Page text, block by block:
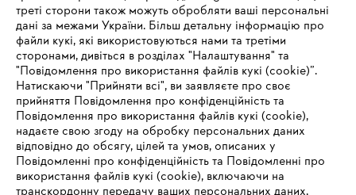
Про компанію STIHL
Запитання та відповіді
треті сторони також можуть обробляти ваші персональні
дані за межами України. Більш детальну інформацію про
файли кукі, які використовуються нами та третіми
сторонами, дивіться в розділах "Налаштування" та
"Повідомлення про використання файлів кукі (cookie)”.
Натискаючи "Прийняти всі", ви заявляєте про своє
прийняття Повідомлення про конфіденційність та
Повідомлення про використання файлів кукі (cookie),
надаєте свою згоду на обробку персональних даних
відповідно до обсягу, цілей та умов, описаних у
Повідомленні про конфіденційність та Повідомленні про
використання файлів кукі (cookie), включаючи на